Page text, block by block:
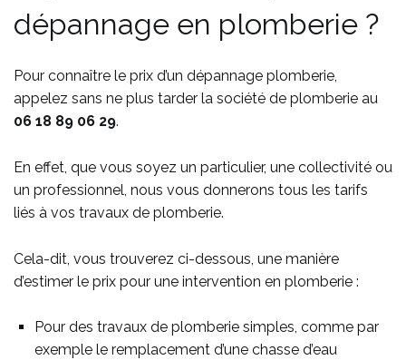
dépannage en plomberie ?
Pour connaître le prix d’un dépannage plomberie,
appelez sans ne plus tarder la société de plomberie au
06 18 89 06 29.
En effet, que vous soyez un particulier, une collectivité ou
un professionnel, nous vous donnerons tous les tarifs
liés à vos travaux de plomberie.
Cela-dit, vous trouverez ci-dessous, une manière
d’estimer le prix pour une intervention en plomberie :
Pour des travaux de plomberie simples, comme par
exemple le remplacement d’une chasse d’eau